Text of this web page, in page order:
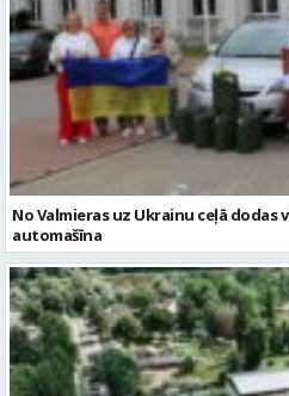
No Valmieras uz Ukrainu ceļā dodas
automašīna